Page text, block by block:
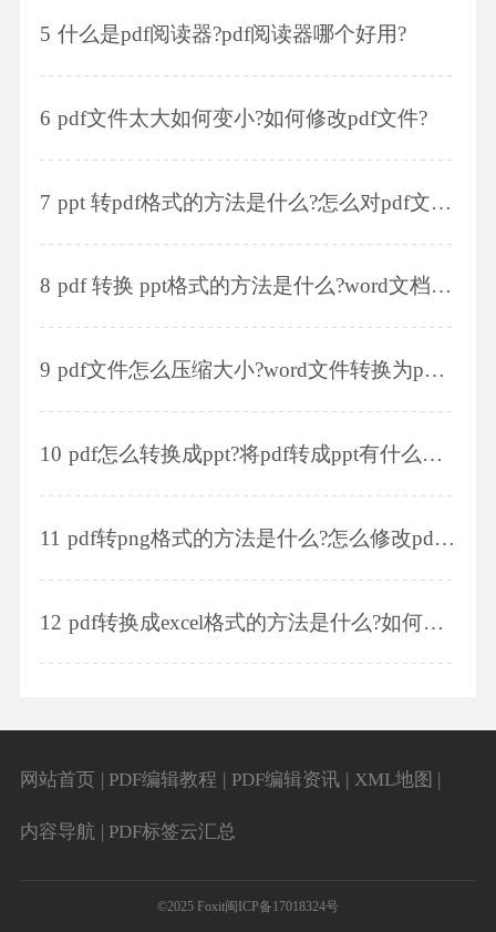
5 什么是pdf阅读器?pdf阅读器哪个好用?
6 pdf文件太大如何变小?如何修改pdf文件?
7 ppt 转pdf格式的方法是什么?怎么对pdf文件进行拆分?
8 pdf 转换 ppt格式的方法是什么?word文档如何转换成pdf格式?
9 pdf文件怎么压缩大小?word文件转换为pdf格式的方法是什么?
10 pdf怎么转换成ppt?将pdf转成ppt有什么好处?
11 pdf转png格式的方法是什么?怎么修改pdf文档的内容?
12 pdf转换成excel格式的方法是什么?如何对pdf文件进行合并?
网站首页 | PDF编辑教程 | PDF编辑资讯 | XML地图 |
内容导航 | PDF标签云汇总
©2025 Foxit闽ICP备17018324号